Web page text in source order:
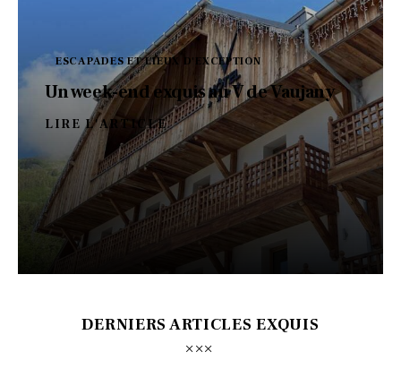
ESCAPADES ET LIEUX D'EXCEPTION
Un week-end exquis au V de Vaujany
LIRE L'ARTICLE
DERNIERS ARTICLES EXQUIS